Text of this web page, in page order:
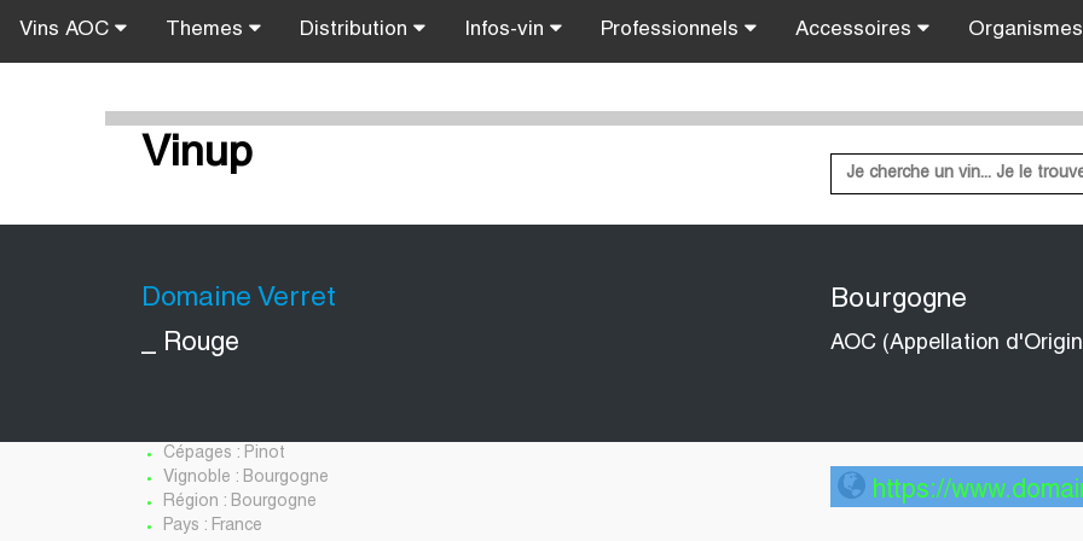
Vins AOC Themes Distribution Infos-vin Professionnels Accessoires
Vinup
Domaine Verret
_ Rouge
Bourgogne
AOC (Appellation
Cépages : Pinot
Vignoble : Bourgogne
Région : Bourgogne
Pays : France
https://